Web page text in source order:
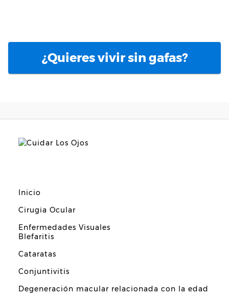
¿Quieres vivir sin gafas?
Inicio
Cirugia Ocular
Enfermedades Visuales
Blefaritis
Cataratas
Conjuntivitis
Degeneración macular relacionada con la edad